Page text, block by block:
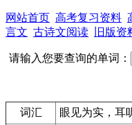
网站首页 高考复习资料
言文 古诗文阅读 旧版资
请输入您要查询的单词：
词汇 眼见为实，耳